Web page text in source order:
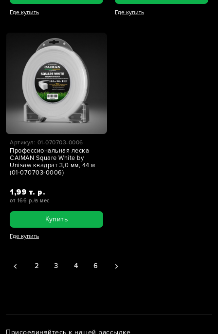
Где купить Где купить
Артикул: 01-070703-0006
Профессиональная леска
CAIMAN Square White by
Unisaw квадрат 3,0 мм, 44 м
(01-070703-0006)
1,99 т. р.
от 166 р./в мес
Купить
Где купить
2 3 4 6